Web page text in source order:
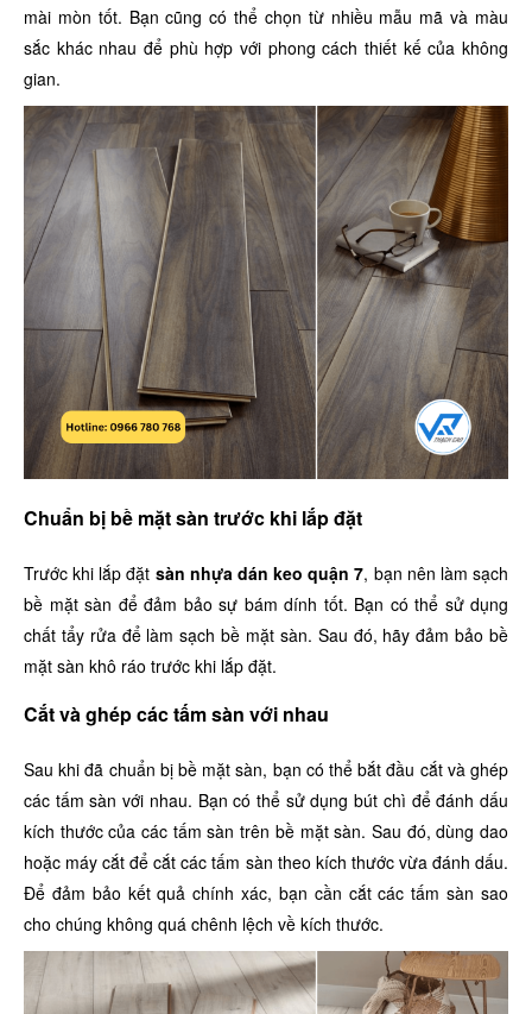
mài mòn tốt. Bạn cũng có thể chọn từ nhiều mẫu mã và màu
sắc khác nhau để phù hợp với phong cách thiết kế của không
gian.
Chuẩn bị bề mặt sàn trước khi lắp đặt
Trước khi lắp đặt sàn nhựa dán keo quận 7, bạn nên làm sạch
bề mặt sàn để đảm bảo sự bám dính tốt. Bạn có thể sử dụng
chất tẩy rửa để làm sạch bề mặt sàn. Sau đó, hãy đảm bảo bề
mặt sàn khô ráo trước khi lắp đặt.
Cắt và ghép các tấm sàn với nhau
Sau khi đã chuẩn bị bề mặt sàn, bạn có thể bắt đầu cắt và ghép
các tấm sàn với nhau. Bạn có thể sử dụng bút chì để đánh dấu
kích thước của các tấm sàn trên bề mặt sàn. Sau đó, dùng dao
hoặc máy cắt để cắt các tấm sàn theo kích thước vừa đánh dấu.
Để đảm bảo kết quả chính xác, bạn cần cắt các tấm sàn sao
cho chúng không quá chênh lệch về kích thước.